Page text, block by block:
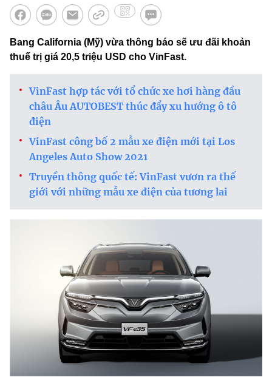
Bang California (Mỹ) vừa thông báo sẽ ưu đãi khoản
thuế trị giá 20,5 triệu USD cho VinFast.
VinFast hợp tác với tổ chức xe hơi hàng đầu
châu Âu AUTOBEST thúc đẩy xu hướng ô tô
điện
VinFast công bố 2 mẫu xe điện mới tại Los
Angeles Auto Show 2021
Truyền thông quốc tế: VinFast vươn ra thế
giới với những mẫu xe điện của tương lai